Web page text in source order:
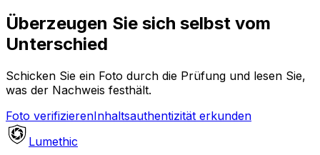
Überzeugen Sie sich selbst vom
Unterschied
Schicken Sie ein Foto durch die Prüfung und lesen Sie,
was der Nachweis festhält.
Foto verifizierenInhaltsauthentizität erkunden
Lumethic